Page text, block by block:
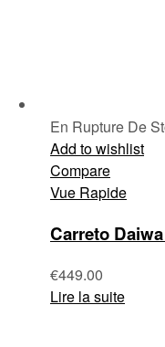
En Rupture De
Add to wishlist
Compare
Vue Rapide
Carreto
€449.00
Lire la suite